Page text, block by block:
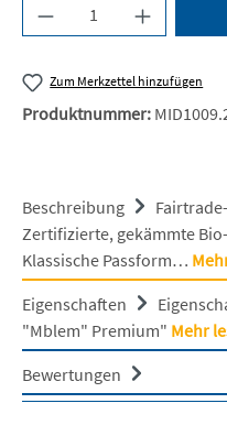
Produkt Anzahl:
Zum Merkzettel hinzufügen
Produktnummer:
Beschreibung
Zertifizierte, gekämmte
Klassische Passform…
Eigenschaften
"Mblem" Premium" Mehr
Bewertungen